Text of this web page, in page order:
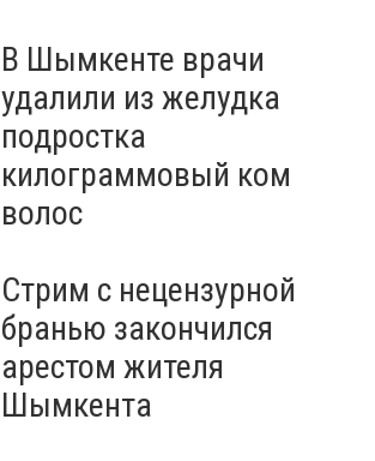
В Шымкенте врачи
удалили из желудка
подростка
килограммовый ком
волос
Стрим с нецензурной
бранью закончился
арестом жителя
Шымкента